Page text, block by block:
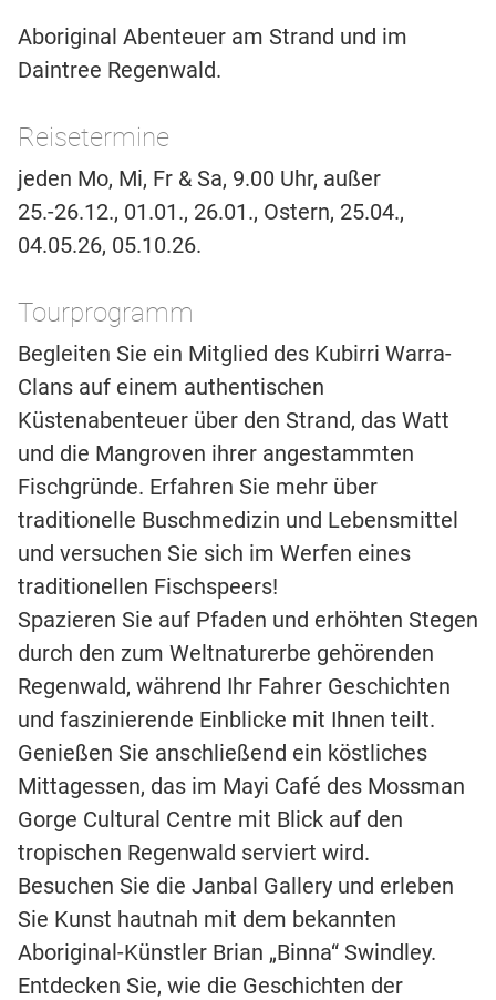
Aboriginal Abenteuer am Strand und im
Daintree Regenwald.
Reisetermine
jeden Mo, Mi, Fr & Sa, 9.00 Uhr, außer
25.-26.12., 01.01., 26.01., Ostern, 25.04.,
04.05.26, 05.10.26.
Tourprogramm
Begleiten Sie ein Mitglied des Kubirri Warra-
Clans auf einem authentischen
Küstenabenteuer über den Strand, das Watt
und die Mangroven ihrer angestammten
Fischgründe. Erfahren Sie mehr über
traditionelle Buschmedizin und Lebensmittel
und versuchen Sie sich im Werfen eines
traditionellen Fischspeers!
Spazieren Sie auf Pfaden und erhöhten Stegen
durch den zum Weltnaturerbe gehörenden
Regenwald, während Ihr Fahrer Geschichten
und faszinierende Einblicke mit Ihnen teilt.
Genießen Sie anschließend ein köstliches
Mittagessen, das im Mayi Café des Mossman
Gorge Cultural Centre mit Blick auf den
tropischen Regenwald serviert wird.
Besuchen Sie die Janbal Gallery und erleben
Sie Kunst hautnah mit dem bekannten
Aboriginal-Künstler Brian „Binna“ Swindley.
Entdecken Sie, wie die Geschichten der